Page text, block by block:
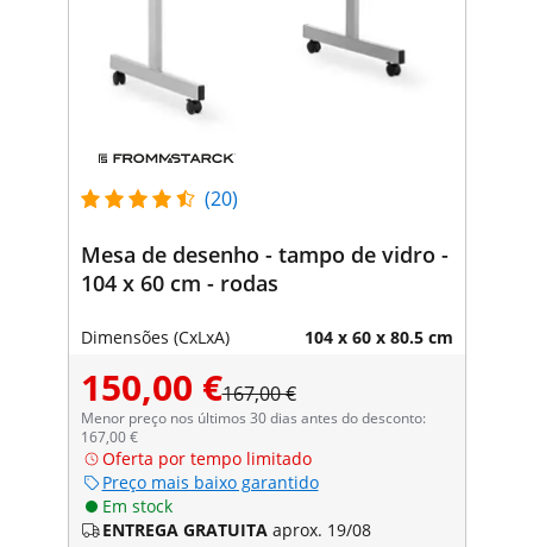
(20)
Mesa de desenho - tampo de vidro -
104 x 60 cm - rodas
Dimensões (CxLxA) 104 x 60 x 80.5 cm
150,00 €167,00 €
Menor preço nos últimos 30 dias antes do desconto:
167,00 €
Oferta por tempo limitado
Preço mais baixo garantido
Em stock
ENTREGA GRATUITA aprox. 19/08